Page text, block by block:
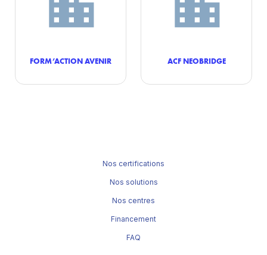
FORM’ACTION AVENIR ACF NEOBRIDGE
Nos certifications
Nos solutions
Nos centres
Financement
FAQ